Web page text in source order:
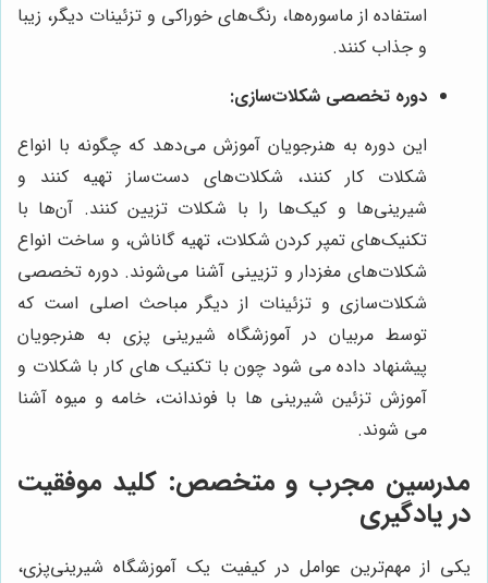
استفاده از ماسوره‌ها، رنگ‌های خوراکی و تزئینات دیگر، زیبا
و جذاب کنند.
دوره تخصصی شکلات‌سازی:
این دوره به هنرجویان آموزش می‌دهد که چگونه با انواع
شکلات کار کنند، شکلات‌های دست‌ساز تهیه کنند و
شیرینی‌ها و کیک‌ها را با شکلات تزیین کنند. آن‌ها با
تکنیک‌های تمپر کردن شکلات، تهیه گاناش، و ساخت انواع
شکلات‌های مغزدار و تزیینی آشنا می‌شوند. دوره تخصصی
شکلات‌سازی و تزئینات از دیگر مباحث اصلی است که
توسط مربیان در آموزشگاه شیرینی پزی به هنرجویان
پیشنهاد داده می شود چون با تکنیک های کار با شکلات و
آموزش تزئین شیرینی ها با فوندانت، خامه و میوه آشنا
می شوند.
مدرسین مجرب و متخصص: کلید موفقیت
در یادگیری
یکی از مهم‌ترین عوامل در کیفیت یک آموزشگاه شیرینی‌پزی،